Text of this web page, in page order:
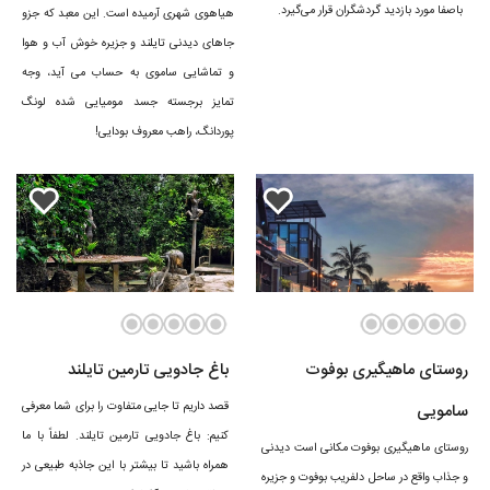
جاهای دیدنی سامویی
تایلند هم همین جاذبه‌های طبیعی است. در جزیره سامویی علاوه بر جنگلی
متراکم، چند آبشار و رودخانه زیبا جریان دارد. همچنین سواحل سامویی و
باصفا مورد بازدید گردشگران قرار می‌گیرد.
هیاهوی شهری آرمیده است. این معبد که جزو
جاهای دیدنی تایلند و جزیره خوش آب و هوا
و تماشایی ساموی به حساب می آید، وجه
تمایز برجسته جسد مومیایی شده لونگ
پوردانگ، راهب معروف بودایی!
روستای ماهیگیری بوفوت
سامویی
روستای ماهیگیری بوفوت مکانی است دیدنی
و جذاب واقع در ساحل دلفریب بوفوت و جزیره
باغ جادویی تارمین تایلند
قصد داریم تا جایی متفاوت را برای شما معرفی
کنیم: باغ جادویی تارمین تایلند. لطفاً با ما
همراه باشید تا بیشتر با این جاذبه طبیعی در